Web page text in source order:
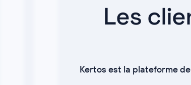
Les
Kertos est la plateforme